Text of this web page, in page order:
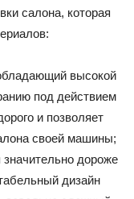
салона, которая
высокой
под действием
и позволяет
своей машины;
дороже
дизайн